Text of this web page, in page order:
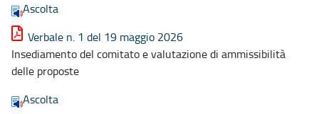
Ascolta
Verbale n. 1 del 19 maggio 2026
Insediamento del comitato e valutazione di ammissibilità
delle proposte
Ascolta